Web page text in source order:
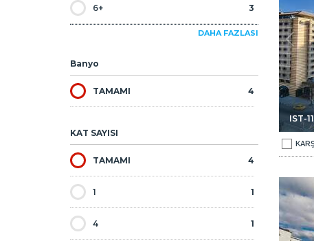
6+ 3
DAHA FAZLASI
Banyo
TAMAMI 4
KAT SAYISI
TAMAMI 4
1 1
4 1
IST-
250 M Ruhsatlı Otel 1Taksim Cihangir'de Boğaz Manzaralı Metroya 250 M